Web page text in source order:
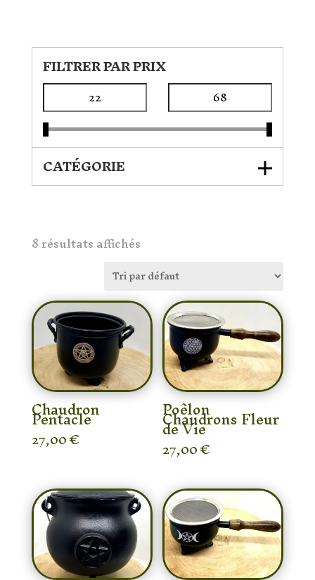
FILTRER PAR PRIX
CATÉGORIE
8 résultats affichés
Chaudron
Pentacle
27,00€
Poêlon
Chaudrons Fleur
de Vie
27,00€